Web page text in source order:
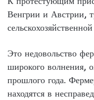
Венгрии и Австрии,
Это недовольство
широкого волнения,
прошлого года.
находятся в